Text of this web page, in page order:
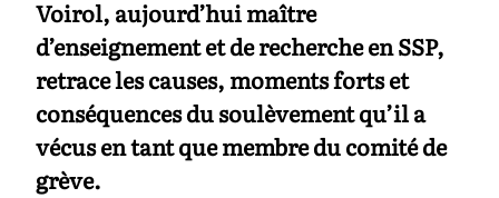
Voirol, aujourd’hui maître
d’enseignement et de recherche en SSP,
retrace les causes, moments forts et
conséquences du soulèvement qu’il a
vécus en tant que membre du comité de
grève.